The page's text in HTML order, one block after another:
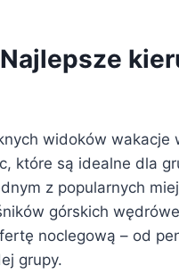
widoków wakacje
które są idealne dla
z popularnych
górskich
noclegową – od
grupy.